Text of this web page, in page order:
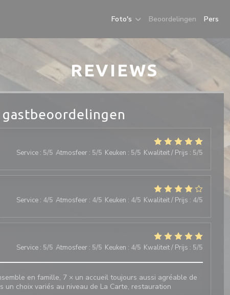
Foto's Beoordelingen Pers
REVIEWS
gastbeoordelingen
Service : 5/5 Atmosfeer : 5/5 Keuken : 5/5 Kwaliteit / Prijs : 5/5
Service : 4/5 Atmosfeer : 4/5 Keuken : 4/5 Kwaliteit / Prijs : 4/5
Service : 5/5 Atmosfeer : 5/5 Keuken : 4/5 Kwaliteit / Prijs : 5/5
en famille, 7 × un accueil toujours aussi agréable de
un choix variés au niveau de La Carte, restauration